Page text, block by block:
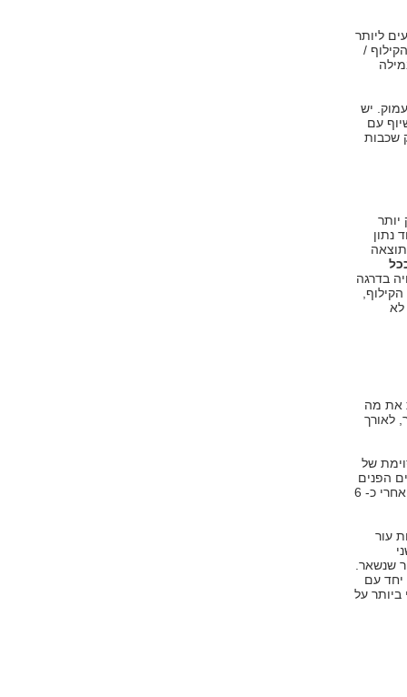
ליותר
/
עמוק. יש
עם
שכבות
יותר
נתון
בדרגה
לא
את מה
לאורך
של
הפנים
כאילו עברו מתיחת פנים קלה אלא שהתופעה הזו נעלמת בדרך כלל אחרי כ- 6
עור
שנשאר.
יחד עם
ביותר על